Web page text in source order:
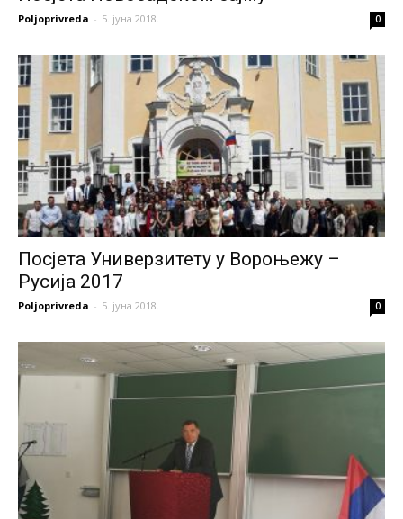
Poljoprivreda - 5. јуна 2018. 0
Посјета Универзитету у Вороњежу –
Русија 2017
Poljoprivreda - 5. јуна 2018. 0